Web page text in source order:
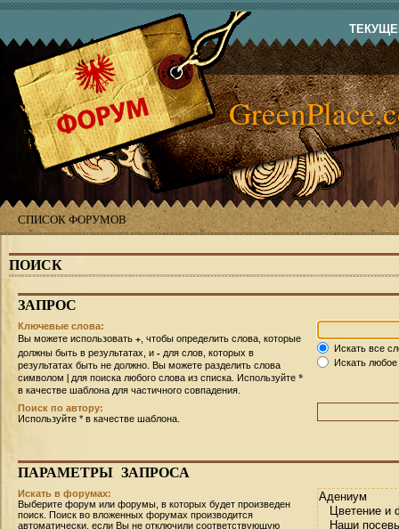
СПИСОК ФОРУМОВ
ПОИСК
ЗАПРОС
Ключевые слова:
Вы можете использовать + , чтобы определить слова, которые
должны быть в результатах, и - для слов, которых в
результатах быть не должно. Вы можете разделить слова
символом | для поиска любого слова из списка. Используйте *
в качестве шаблона для частичного совпадения.
Искать все
Искать
Поиск по автору:
Используйте * в качестве шаблона.
ПАРАМЕТРЫ ЗАПРОСА
Искать в форумах:
Выберите форум или форумы, в которых будет произведен
поиск. Поиск во вложенных форумах производится
автоматически, если Вы не отключили соответствующую